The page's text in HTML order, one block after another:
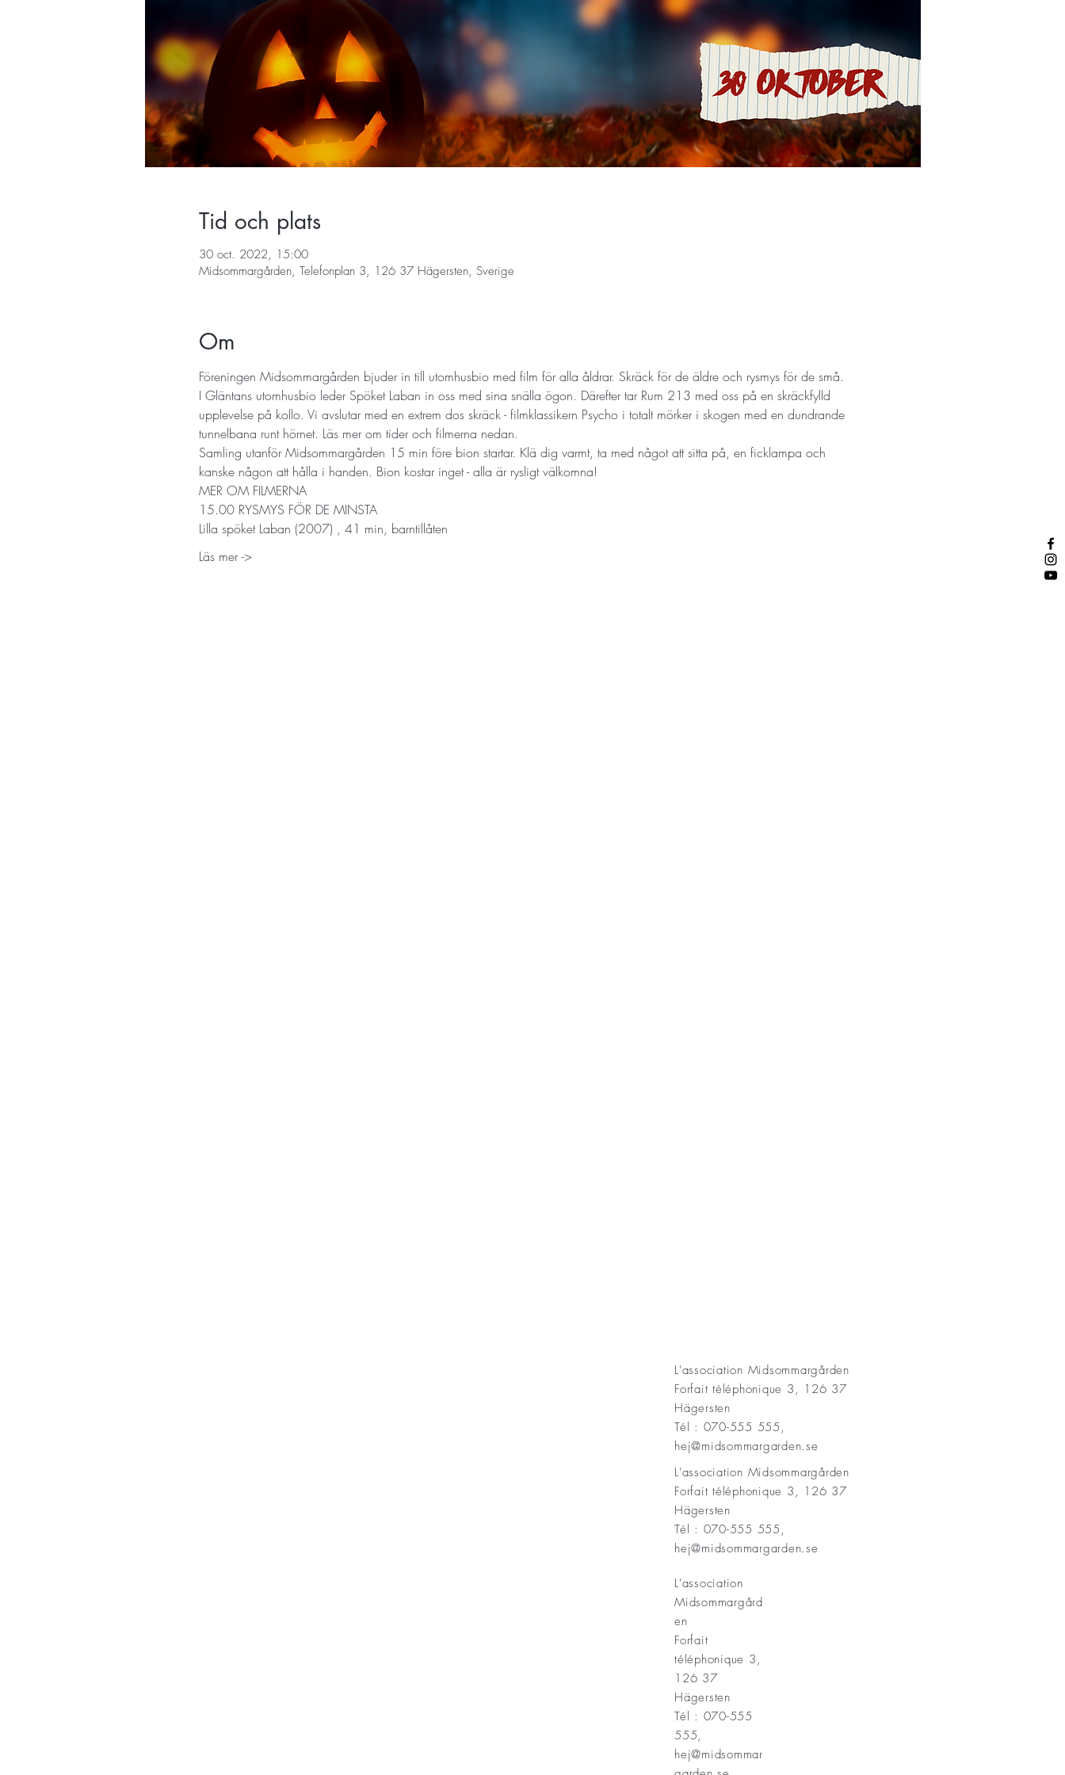
Tid och plats
30 oct. 2022, 15:00
Midsommargården, Telefonplan 3, 126 37 Hägersten, Sverige
Om
Föreningen Midsommargården bjuder in till utomhusbio med film för alla åldrar. Skräck för de äldre och rysmys för de små.
I Gläntans utomhusbio leder Spöket Laban in oss med sina snälla ögon. Därefter tar Rum 213 med oss på en skräckfylld
upplevelse på kollo. Vi avslutar med en extrem dos skräck - filmklassikern Psycho i totalt mörker i skogen med en dundrande
tunnelbana runt hörnet. Läs mer om tider och filmerna nedan.
Samling utanför Midsommargården 15 min före bion startar. Klä dig varmt, ta med något att sitta på, en ficklampa och
kanske någon att hålla i handen. Bion kostar inget - alla är rysligt välkomna!
MER OM FILMERNA
15.00 RYSMYS FÖR DE MINSTA
Lilla spöket Laban (2007) , 41 min, barntillåten
Läs mer ->
L'association Midsommargården
Forfait téléphonique 3, 126 37
Hägersten
Tél : 070-555 555,
hej@midsommargarden.se
L'association Midsommargården
Forfait téléphonique 3, 126 37
Hägersten
Tél : 070-555 555,
hej@midsommargarden.se
L'association
Midsommargård
en
Forfait
téléphonique 3,
126 37
Hägersten
Tél : 070-555
555,
hej@midsommar